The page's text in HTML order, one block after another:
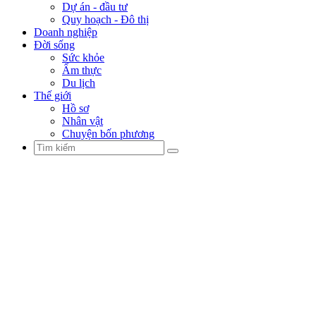
Dự án - đầu tư
Quy hoạch - Đô thị
Doanh nghiệp
Đời sống
Sức khỏe
Ẩm thực
Du lịch
Thế giới
Hồ sơ
Nhân vật
Chuyện bốn phương